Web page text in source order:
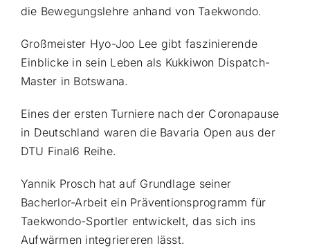
die Bewegungslehre anhand von Taekwondo.
Großmeister Hyo-Joo Lee gibt faszinierende
Einblicke in sein Leben als Kukkiwon Dispatch-
Master in Botswana.
Eines der ersten Turniere nach der Coronapause
in Deutschland waren die Bavaria Open aus der
DTU Final6 Reihe.
Yannik Prosch hat auf Grundlage seiner
Bacherlor-Arbeit ein Präventionsprogramm für
Taekwondo-Sportler entwickelt, das sich ins
Aufwärmen integriereren lässt.